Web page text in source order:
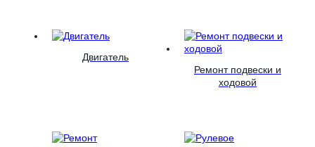
Двигатель
Ремонт подвески и
ходовой